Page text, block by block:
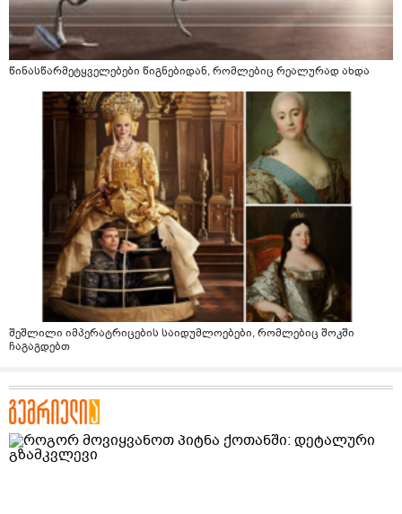
წინასწარმეტყველებები წიგნებიდან, რომლებიც რეალურად ახდა
შეშლილი იმპერატრიცების საიდუმლოებები, რომლებიც შოკში
ჩაგაგდებთ